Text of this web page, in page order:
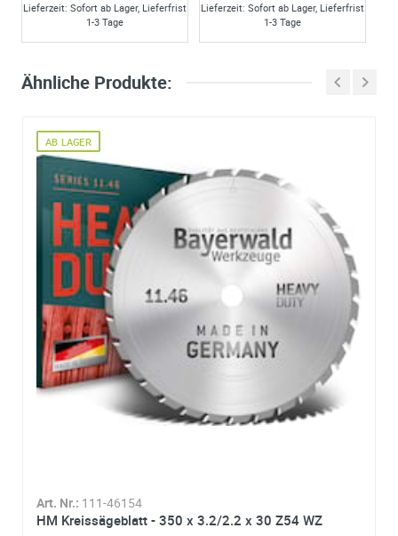
Lieferzeit: Sofort ab Lager, Lieferfrist
1-3 Tage
Lieferzeit: Sofort ab Lager, Lieferfrist
1-3 Tage
Ähnliche Produkte:
Art. Nr.: 111-46154
HM Kreissägeblatt - 350 x 3.2/2.2 x 30 Z54 WZ
AB LAGER